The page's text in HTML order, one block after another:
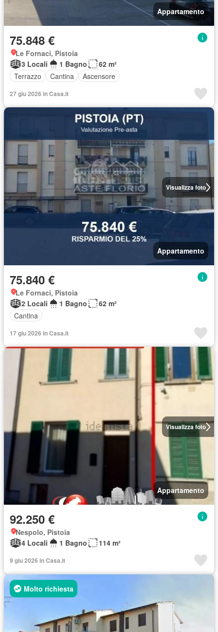
Appartamento
75.848 €
Le Fornaci, Pistoia
3 Locali
1 Bagno
62 m²
Terrazzo
Cantina Ascensore
27 giu 2026 in Casa.it
Visualizza foto
Appartamento
75.840 €
Le Fornaci, Pistoia
2 Locali
1 Bagno
62 m²
Cantina
17 giu 2026 in Casa.it
Visualizza foto
Appartamento
92.250 €
Nespolo, Pistoia
4 Locali
1 Bagno 114 m²
9 giu 2026 in Casa.it
Molto richiesta